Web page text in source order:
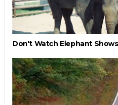
Don't Watch Elephant